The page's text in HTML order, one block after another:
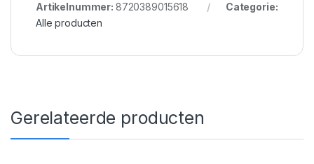
Artikelnummer: 8720389015618
Categorie:
Alle producten
Gerelateerde producten